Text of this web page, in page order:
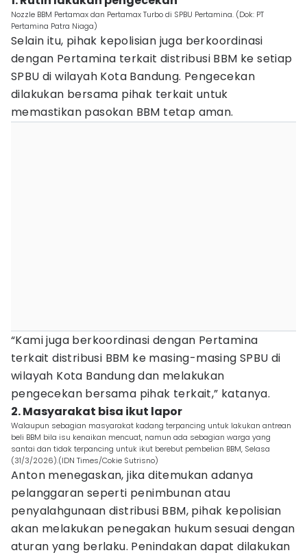
Nozzle BBM Pertamax dan Pertamax Turbo di SPBU Pertamina. (Dok: PT
Pertamina Patra Niaga)
Selain itu, pihak kepolisian juga berkoordinasi
dengan Pertamina terkait distribusi BBM ke setiap
SPBU di wilayah Kota Bandung. Pengecekan
dilakukan bersama pihak terkait untuk
memastikan pasokan BBM tetap aman.
“Kami juga berkoordinasi dengan Pertamina
terkait distribusi BBM ke masing-masing SPBU di
wilayah Kota Bandung dan melakukan
pengecekan bersama pihak terkait,” katanya.
2. Masyarakat bisa ikut lapor
Walaupun sebagian masyarakat kadang terpancing untuk lakukan antrean
beli BBM bila isu kenaikan mencuat, namun ada sebagian warga yang
santai dan tidak terpancing untuk ikut berebut pembelian BBM, Selasa
(31/3/2026).(IDN Times/Cokie Sutrisno)
Anton menegaskan, jika ditemukan adanya
pelanggaran seperti penimbunan atau
penyalahgunaan distribusi BBM, pihak kepolisian
akan melakukan penegakan hukum sesuai dengan
aturan yang berlaku. Penindakan dapat dilakukan